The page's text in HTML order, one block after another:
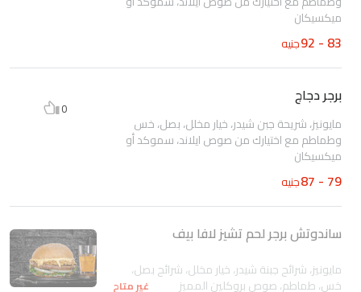
ميكسيكان
83 - 92 جنيه
برجر دجاج
مايونيز، شريحة جبن شيدر، خيار مخلل، بصل، خس
وطماطم مع اختيارك من صوص ايلاند، سموكد أو
ميكسيكان
79 - 87 جنيه
0
ساندوتش برجر لحم تشيز لافا بيف
مايونيز، شرائح جبنة شيدر، خيار مخلل، شرائح بصل،
خس، طماطم، صوص بروكلين المميز غير متاح